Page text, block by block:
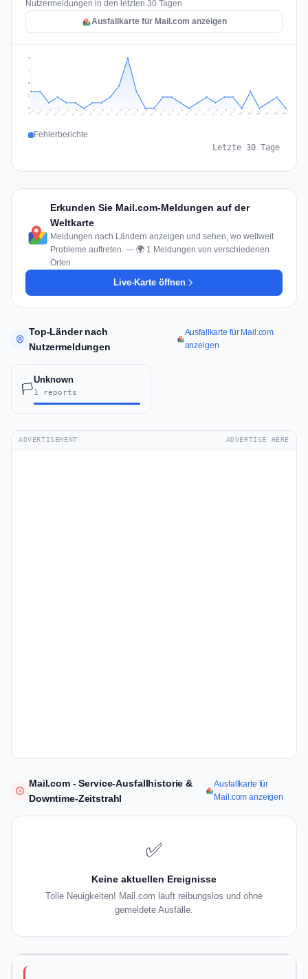
Nutzermeldungen in den letzten 30 Tagen
Ausfallkarte für Mail.com anzeigen
2
5
7
9
Jul 8 Jul 9 Jul 10 Jul 11 Jul 12 Jul 13 Jul 14 Jul 15 Jul 16 Jul 17 Jul 18 Jul 19 Jul 20 Jul 21 Jul 22 Jul 23 Jul 24 Jul 25 Jul 26 Jul 27 Jul 28 Jul 29 Jul 30 Jul 31 Aug 1 Aug 2 Aug 3 Aug 4 Aug 5 Aug 6
Fehlerberichte
Letzte 30 Tage
Erkunden Sie Mail.com-Meldungen auf der
Weltkarte
Meldungen nach Ländern anzeigen und sehen, wo weltweit
Probleme auftreten. — 🌍 1 Meldungen von verschiedenen
Orten
Live-Karte öffnen
Top-Länder nach
Nutzermeldungen
Ausfallkarte für Mail.com
anzeigen
🏳️
Unknown
1 reports
ADVERTISEMENT ADVERTISE HERE
Mail.com - Service-Ausfallhistorie &
Downtime-Zeitstrahl
Ausfallkarte für
Mail.com anzeigen
✅
Keine aktuellen Ereignisse
Tolle Neuigkeiten! Mail.com läuft reibungslos und ohne
gemeldete Ausfälle.